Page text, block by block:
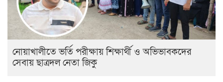
নোয়াখালীতে ভর্তি পরীক্ষায় শিক্ষার্থী ও অভিভাবকদের
সেবায় ছাত্রদল নেতা জিকু